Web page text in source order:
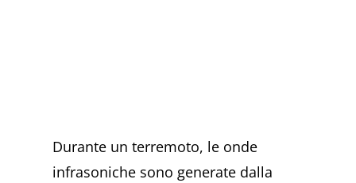
Durante un terremoto, le onde
infrasoniche sono generate dalla